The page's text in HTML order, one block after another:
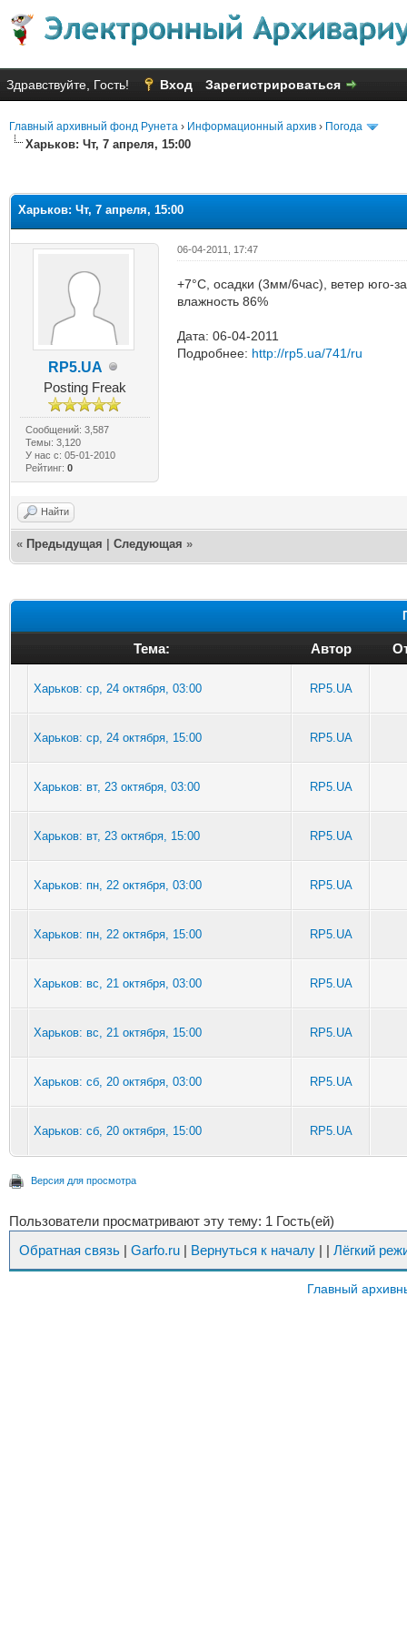
Здравствуйте, Гость! Вход Зарегистрироваться
Главный архивный фонд Рунета › Информационный архив › Погода
Харьков: Чт, 7 апреля, 15:00
Харьков: Чт, 7 апреля, 15:00
RP5.UA
Posting Freak
Сообщений: 3,587
Темы: 3,120
У нас с: 05-01-2010
Рейтинг: 0
06-04-2011, 17:47
+7°C, осадки (3мм/6час), ветер юго-
влажность 86%
Дата: 06-04-2011
Подробнее: http://rp5.ua/741/ru
Найти
« Предыдущая Следующая »
Тема: Автор
Харьков: ср, 24 октября, 03:00 RP5.UA
Харьков: ср, 24 октября, 15:00 RP5.UA
Харьков: вт, 23 октября, 03:00 RP5.UA
Харьков: вт, 23 октября, 15:00 RP5.UA
Харьков: пн, 22 октября, 03:00 RP5.UA
Харьков: пн, 22 октября, 15:00 RP5.UA
Харьков: вс, 21 октября, 03:00 RP5.UA
Харьков: вс, 21 октября, 15:00 RP5.UA
Харьков: сб, 20 октября, 03:00 RP5.UA
Харьков: сб, 20 октября, 15:00 RP5.UA
Версия для просмотра
Пользователи просматривают эту тему: 1 Гость(ей)
Обратная связь | Garfo.ru | Вернуться к началу | | Лёгкий
Главный